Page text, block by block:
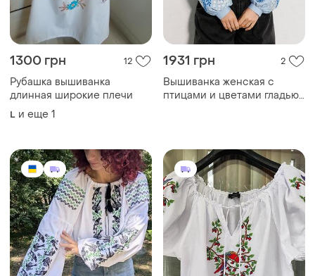
1300 грн 12
Рубашка вышиванка
длинная широкие плечи
L и еще 1
1931 грн 2
Вышиванка женская с
птицами и цветами гладью